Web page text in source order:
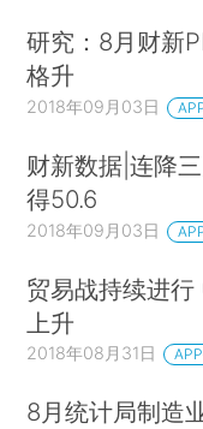
研究：8月财新
格升
2018年09月03日
财新数据|连降
得50.6
2018年09月03日
贸易战持续进
上升
2018年08月31日
8月统计局制造